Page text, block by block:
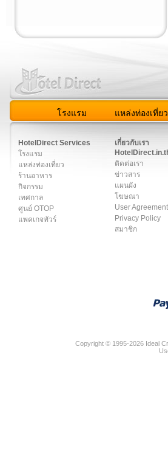
โรงแรม แหล่งท่องเที่ยว
HotelDirect Services
โรงแรม
แหล่งท่องเที่ยว
ร้านอาหาร
กิจกรรม
เทศกาล
ศูนย์ OTOP
แพคเกจทัวร์
เกี่ยวกับเรา
ติดต่อเรา
ข่าวสาร
แผนผัง
โฆษณา
User Agreement
Privacy Policy
สมาชิก
Copyright © 1995-2026 Ideal